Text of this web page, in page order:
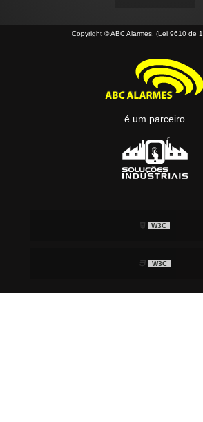
Copyright © ABC Alarmes. (Lei 9610 de
é um parceiro
W3C
W3C